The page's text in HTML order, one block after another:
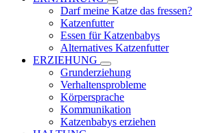
Darf meine Katze das fressen?
Katzenfutter
Essen für Katzenbabys
Alternatives Katzenfutter
ERZIEHUNG
Grunderziehung
Verhaltensprobleme
Körpersprache
Kommunikation
Katzenbabys erziehen